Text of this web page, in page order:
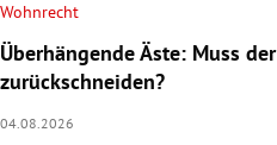
Wohnrecht
Überhängende Äste: Muss
zurückschneiden?
04.08.2026